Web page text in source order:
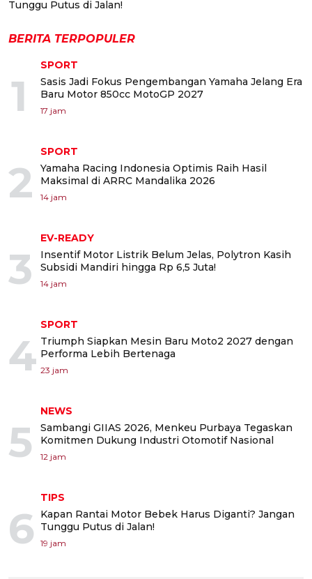
Tunggu Putus di Jalan!
BERITA TERPOPULER
1
SPORT
Sasis Jadi Fokus Pengembangan Yamaha Jelang Era
Baru Motor 850cc MotoGP 2027
17 jam
2
SPORT
Yamaha Racing Indonesia Optimis Raih Hasil
Maksimal di ARRC Mandalika 2026
14 jam
3
EV-READY
Insentif Motor Listrik Belum Jelas, Polytron Kasih
Subsidi Mandiri hingga Rp 6,5 Juta!
14 jam
4
SPORT
Triumph Siapkan Mesin Baru Moto2 2027 dengan
Performa Lebih Bertenaga
23 jam
5
NEWS
Sambangi GIIAS 2026, Menkeu Purbaya Tegaskan
Komitmen Dukung Industri Otomotif Nasional
12 jam
6
TIPS
Kapan Rantai Motor Bebek Harus Diganti? Jangan
Tunggu Putus di Jalan!
19 jam